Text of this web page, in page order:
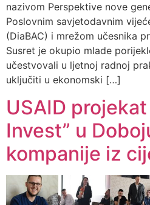
nazivom Perspektive nove
Poslovnim savjetodavnim
(DiaBAC) i mrežom učesnika
Susret je okupio mlade
učestvovali u ljetnoj radnoj
uključiti u ekonomski […]
USAID
Invest” u
kompanije iz